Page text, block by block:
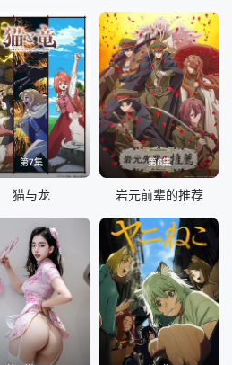
第7集
猫与龙
第6集
岩元前辈的推荐